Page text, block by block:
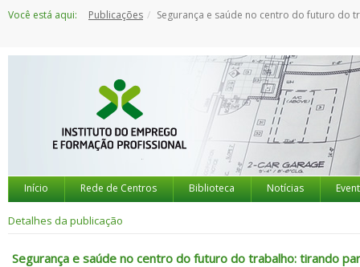
paraVocê está aqui: Publicações Segurança e saúde no centro do futuro do trabalho: tirando partido de 100 anos de
Início Rede de Centros Biblioteca Notícias
Detalhes da publicação
Segurança e saúde no centro do futuro do trabalho: tirando